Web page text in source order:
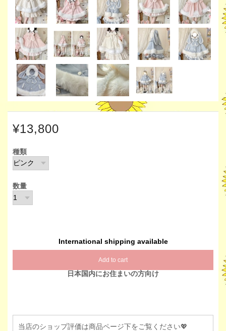
¥13,800
種類
数量
International shipping available
Add to cart
日本国内にお住まいの方向け
当店のショップ評価は商品ページ下をご覧ください💖